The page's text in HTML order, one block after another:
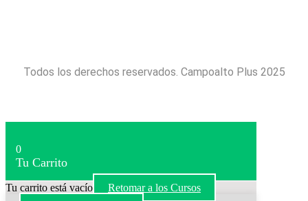
Todos los derechos reservados. Campoalto Plus 2025
0
Tu Carrito
Tu carrito está vacío Retomar a los Cursos